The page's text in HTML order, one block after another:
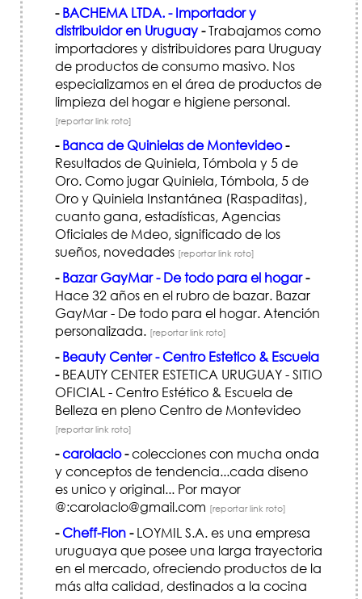
- BACHEMA LTDA. - Importador y
distribuidor en Uruguay-Trabajamos como
importadores y distribuidores para Uruguay
de productos de consumo masivo. Nos
especializamos en el área de productos de
limpieza del hogar e higiene personal.
[reportar link roto]
- Banca de Quinielas de Montevideo-
Resultados de Quiniela, Tómbola y 5 de
Oro. Como jugar Quiniela, Tómbola, 5 de
Oro y Quiniela Instantánea (Raspaditas),
cuanto gana, estadísticas, Agencias
Oficiales de Mdeo, significado de los
sueños, novedades [reportar link roto]
- Bazar GayMar - De todo para el hogar-
Hace 32 años en el rubro de bazar. Bazar
GayMar - De todo para el hogar. Atención
personalizada. [reportar link roto]
- Beauty Center - Centro Estetico & Escuela
-BEAUTY CENTER ESTETICA URUGUAY - SITIO
OFICIAL - Centro Estético & Escuela de
Belleza en pleno Centro de Montevideo
[reportar link roto]
-carolaclo-colecciones con mucha onda
y conceptos de tendencia...cada diseno
es unico y original... Por mayor
@:carolaclo@gmail.com [reportar link roto]
-Cheff-Flon-LOYMIL S.A. es una empresa
uruguaya que posee una larga trayectoria
en el mercado, ofreciendo productos de la
más alta calidad, destinados a la cocina